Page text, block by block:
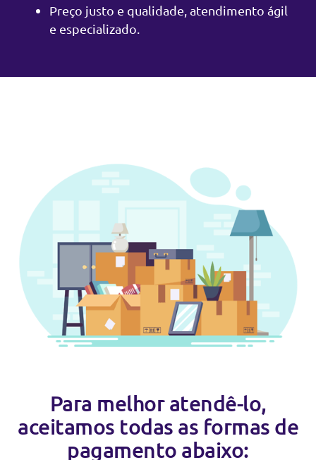
Preço justo e qualidade, atendimento ágil
e especializado.
Para melhor atendê-lo,
aceitamos todas as formas de
pagamento abaixo: